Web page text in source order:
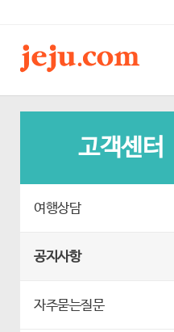
고객센터
여행상담
공지사항
자주묻는질문